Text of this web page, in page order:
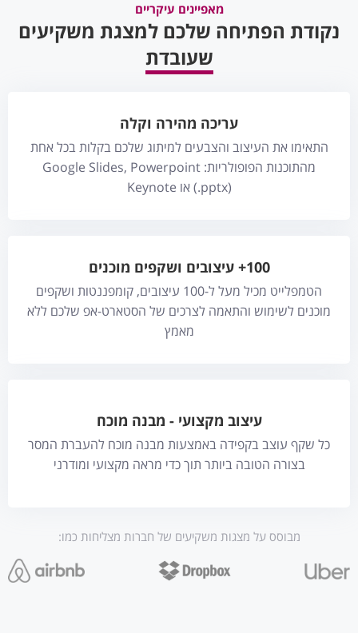
מאפיינים עיקריים
נקודת הפתיחה שלכם למצגת משקיעים
שעובדת
עריכה מהירה וקלה
התאימו את העיצוב והצבעים למיתוג שלכם בקלות בכל אחת
מהתוכנות הפופולריות: Google Slides, Powerpoint
(.pptx) או Keynote
100+ עיצובים ושקפים מוכנים
הטמפלייט מכיל מעל ל-100 עיצובים, קומפננטות ושקפים
מוכנים לשימוש והתאמה לצרכים של הסטארט-אפ שלכם ללא
מאמץ
עיצוב מקצועי - מבנה מוכח
כל שקף עוצב בקפידה באמצעות מבנה מוכח להעברת המסר
בצורה הטובה ביותר תוך כדי מראה מקצועי ומודרני
מבוסס על מצגות משקיעים של חברות מצליחות כמו: